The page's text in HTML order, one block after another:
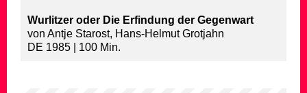
Wurlitzer oder Die Erfindung der Gegenwart
von Antje Starost, Hans-Helmut Grotjahn
DE 1985 | 100 Min.